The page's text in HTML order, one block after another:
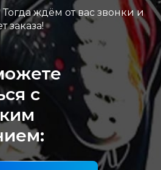
ждём от вас звонки и
заказа!
с